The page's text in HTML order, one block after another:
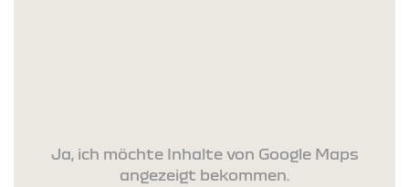
Ja, ich möchte Inhalte von Google Maps
angezeigt bekommen.